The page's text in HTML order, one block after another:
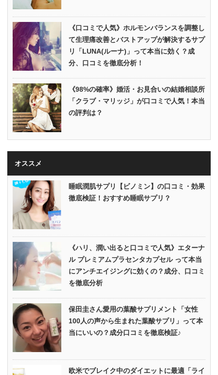
《口コミで人気》ホルモンバランスを調整し
て生理痛改善とバストアップが解決するサプ
リ「LUNA(ルーナ)」って本当に効く？成
分、口コミを徹底分析！
《98%の確率》婚活・お見合いの結婚相談所
「クラブ・マリッジ」が口コミで人気！本当
の評判は？
オススメ
睡眠潤肌サプリ【ビノミン】の口コミ・効果
徹底検証！おすすめ睡眠サプリ？
《ハリ、潤い出ると口コミで人気》エターナ
ル プレミアムプラセンタカプセル って本当
にアンチエイジングに効くの？成分、口コミ
を徹底分析
保田圭さん愛用の葉酸サプリメント「女性
100人の声から生まれた葉酸サプリ」って本
当にいいの？成分口コミを徹底検証♪
欧米でブレイク中のダイエットに最適「ライ